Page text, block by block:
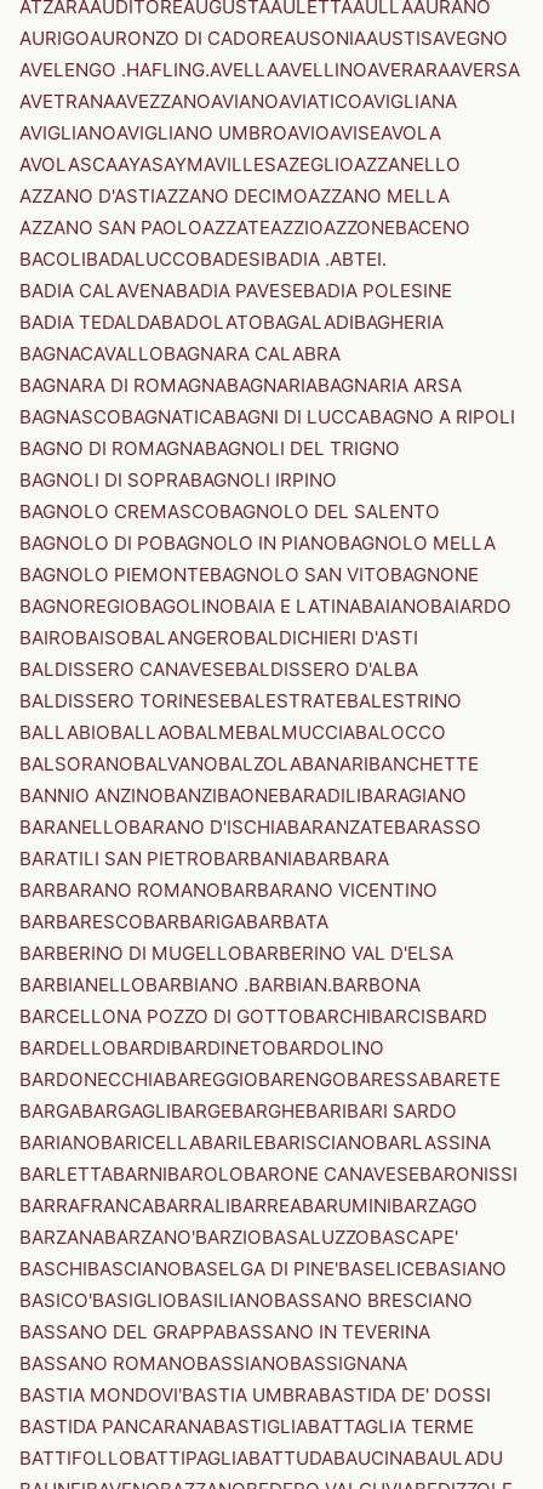
ATZARAAUDITOREAUGUSTAAULETTAAULLAAURANO
AURIGOAURONZO DI CADOREAUSONIAAUSTISAVEGNO
AVELENGO .HAFLING.AVELLAAVELLINOAVERARAAVERSA
AVETRANAAVEZZANOAVIANOAVIATICOAVIGLIANA
AVIGLIANOAVIGLIANO UMBROAVIOAVISEAVOLA
AVOLASCAAYASAYMAVILLESAZEGLIOAZZANELLO
AZZANO D'ASTIAZZANO DECIMOAZZANO MELLA
AZZANO SAN PAOLOAZZATEAZZIOAZZONEBACENO
BACOLIBADALUCCOBADESIBADIA .ABTEI.
BADIA CALAVENABADIA PAVESEBADIA POLESINE
BADIA TEDALDABADOLATOBAGALADIBAGHERIA
BAGNACAVALLOBAGNARA CALABRA
BAGNARA DI ROMAGNABAGNARIABAGNARIA ARSA
BAGNASCOBAGNATICABAGNI DI LUCCABAGNO A RIPOLI
BAGNO DI ROMAGNABAGNOLI DEL TRIGNO
BAGNOLI DI SOPRABAGNOLI IRPINO
BAGNOLO CREMASCOBAGNOLO DEL SALENTO
BAGNOLO DI POBAGNOLO IN PIANOBAGNOLO MELLA
BAGNOLO PIEMONTEBAGNOLO SAN VITOBAGNONE
BAGNOREGIOBAGOLINOBAIA E LATINABAIANOBAIARDO
BAIROBAISOBALANGEROBALDICHIERI D'ASTI
BALDISSERO CANAVESEBALDISSERO D'ALBA
BALDISSERO TORINESEBALESTRATEBALESTRINO
BALLABIOBALLAOBALMEBALMUCCIABALOCCO
BALSORANOBALVANOBALZOLABANARIBANCHETTE
BANNIO ANZINOBANZIBAONEBARADILIBARAGIANO
BARANELLOBARANO D'ISCHIABARANZATEBARASSO
BARATILI SAN PIETROBARBANIABARBARA
BARBARANO ROMANOBARBARANO VICENTINO
BARBARESCOBARBARIGABARBATA
BARBERINO DI MUGELLOBARBERINO VAL D'ELSA
BARBIANELLOBARBIANO .BARBIAN.BARBONA
BARCELLONA POZZO DI GOTTOBARCHIBARCISBARD
BARDELLOBARDIBARDINETOBARDOLINO
BARDONECCHIABAREGGIOBARENGOBARESSABARETE
BARGABARGAGLIBARGEBARGHEBARIBARI SARDO
BARIANOBARICELLABARILEBARISCIANOBARLASSINA
BARLETTABARNIBAROLOBARONE CANAVESEBARONISSI
BARRAFRANCABARRALIBARREABARUMINIBARZAGO
BARZANABARZANO'BARZIOBASALUZZOBASCAPE'
BASCHIBASCIANOBASELGA DI PINE'BASELICEBASIANO
BASICO'BASIGLIOBASILIANOBASSANO BRESCIANO
BASSANO DEL GRAPPABASSANO IN TEVERINA
BASSANO ROMANOBASSIANOBASSIGNANA
BASTIA MONDOVI'BASTIA UMBRABASTIDA DE' DOSSI
BASTIDA PANCARANABASTIGLIABATTAGLIA TERME
BATTIFOLLOBATTIPAGLIABATTUDABAUCINABAULADU